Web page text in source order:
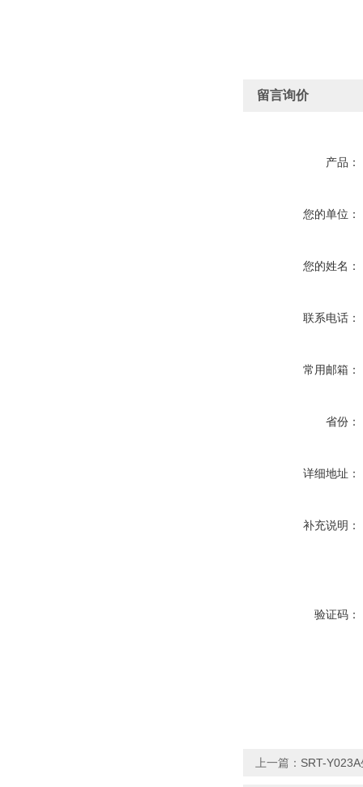
留言询价
产品：
您的单位：
您的姓名：
联系电话：
常用邮箱：
省份：
详细地址：
补充说明：
验证码：
上一篇： SRT-